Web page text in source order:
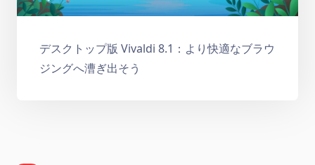
デスクトップ版 Vivaldi 8.1：より快適なブラウ
ジングへ漕ぎ出そう